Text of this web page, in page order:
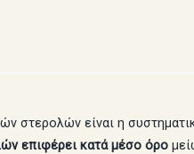
στερολών είναι η
επιφέρει κατά μέσο όρο